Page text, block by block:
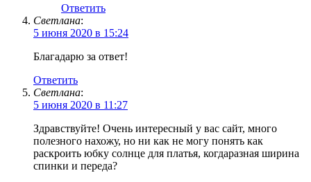
Ответить
Светлана:
5 июня 2020 в 15:24
Благадарю за ответ!
Ответить
Светлана:
5 июня 2020 в 11:27
Здравствуйте! Очень интересный у вас сайт, много
полезного нахожу, но ни как не могу понять как
раскроить юбку солнце для платья, когдаразная ширина
спинки и переда?